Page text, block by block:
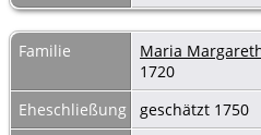
Familie Maria
1720
Eheschließung
geschätzt 1750